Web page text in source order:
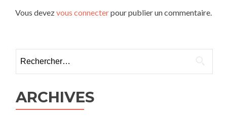
Vous devezvous connecterpour publier un commentaire.
ARCHIVES